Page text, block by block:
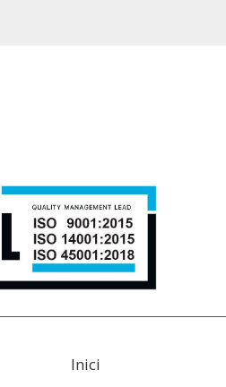
Inici